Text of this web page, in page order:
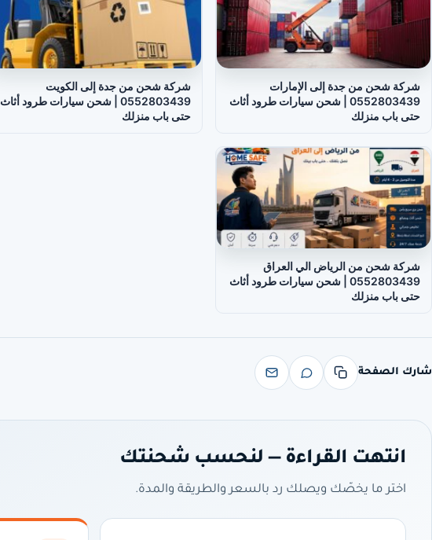
شركة شحن من جدة إلى الإمارات
0552803439 | شحن سيارات طرود أثاث
حتى باب منزلك
شركة شحن من جدة إلى الكويت
0552803439 | شحن سيارات طرود أثاث
حتى باب منزلك
شركة شحن من الرياض الي العراق
0552803439 | شحن سيارات طرود أثاث
حتى باب منزلك
شارك الصفحة
انتهت القراءة — لنحسب شحنتك
اختر ما يخصّك ويصلك رد بالسعر والطريقة والمدة.